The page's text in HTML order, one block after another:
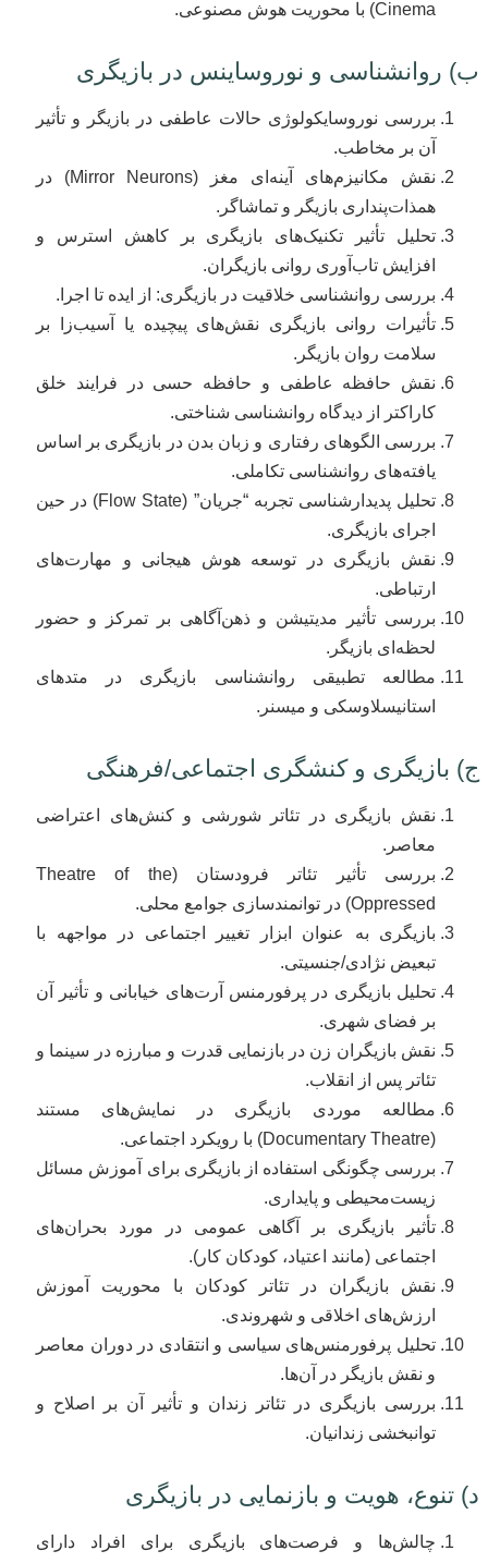
Cinema) با محوریت هوش مصنوعی.
ب) روانشناسی و نوروساینس در بازیگری
بررسی نوروسایکولوژی حالات عاطفی در بازیگر و تأثیر
آن بر مخاطب.
نقش مکانیزم‌های آینه‌ای مغز (Mirror Neurons) در
همذات‌پنداری بازیگر و تماشاگر.
تحلیل تأثیر تکنیک‌های بازیگری بر کاهش استرس و
افزایش تاب‌آوری روانی بازیگران.
بررسی روانشناسی خلاقیت در بازیگری: از ایده تا اجرا.
تأثیرات روانی بازیگری نقش‌های پیچیده یا آسیب‌زا بر
سلامت روان بازیگر.
نقش حافظه عاطفی و حافظه حسی در فرایند خلق
کاراکتر از دیدگاه روانشناسی شناختی.
بررسی الگوهای رفتاری و زبان بدن در بازیگری بر اساس
یافته‌های روانشناسی تکاملی.
تحلیل پدیدارشناسی تجربه “جریان” (Flow State) در حین
اجرای بازیگری.
نقش بازیگری در توسعه هوش هیجانی و مهارت‌های
ارتباطی.
بررسی تأثیر مدیتیشن و ذهن‌آگاهی بر تمرکز و حضور
لحظه‌ای بازیگر.
مطالعه تطبیقی روانشناسی بازیگری در متدهای
استانیسلاوسکی و میسنر.
ج) بازیگری و کنشگری اجتماعی/فرهنگی
نقش بازیگری در تئاتر شورشی و کنش‌های اعتراضی
معاصر.
بررسی تأثیر تئاتر فرودستان (Theatre of the
Oppressed) در توانمندسازی جوامع محلی.
بازیگری به عنوان ابزار تغییر اجتماعی در مواجهه با
تبعیض نژادی/جنسیتی.
تحلیل بازیگری در پرفورمنس آرت‌های خیابانی و تأثیر آن
بر فضای شهری.
نقش بازیگران زن در بازنمایی قدرت و مبارزه در سینما و
تئاتر پس از انقلاب.
مطالعه موردی بازیگری در نمایش‌های مستند
(Documentary Theatre) با رویکرد اجتماعی.
بررسی چگونگی استفاده از بازیگری برای آموزش مسائل
زیست‌محیطی و پایداری.
تأثیر بازیگری بر آگاهی عمومی در مورد بحران‌های
اجتماعی (مانند اعتیاد، کودکان کار).
نقش بازیگران در تئاتر کودکان با محوریت آموزش
ارزش‌های اخلاقی و شهروندی.
تحلیل پرفورمنس‌های سیاسی و انتقادی در دوران معاصر
و نقش بازیگر در آن‌ها.
بررسی بازیگری در تئاتر زندان و تأثیر آن بر اصلاح و
توانبخشی زندانیان.
د) تنوع، هویت و بازنمایی در بازیگری
چالش‌ها و فرصت‌های بازیگری برای افراد دارای